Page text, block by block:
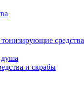
средства
и скрабы